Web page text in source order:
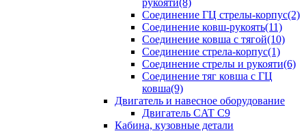
рукояти(8)
Соединение ГЦ стрелы-корпус(2)
Соединение ковш-рукоять(11)
Соединение ковша с тягой(10)
Соединение стрела-корпус(1)
Соединение стрелы и рукояти(6)
Соединение тяг ковша с ГЦ
ковша(9)
Двигатель и навесное оборудование
Двигатель CAT C9
Кабина, кузовные детали